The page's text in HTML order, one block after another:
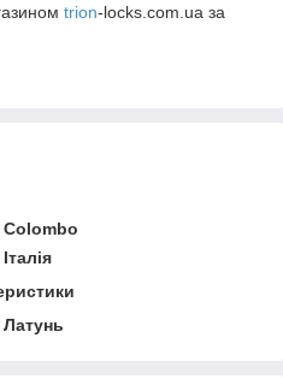
trion-locks.com.ua за
Colombo
Італія
Латунь